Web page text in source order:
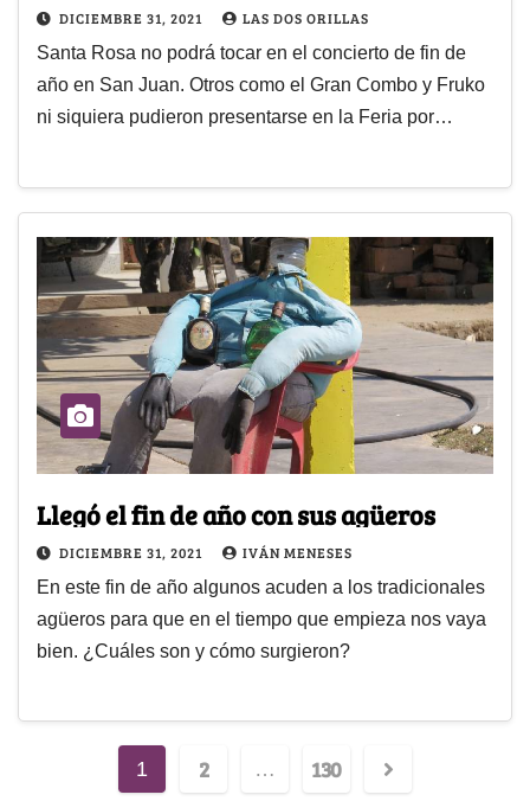
DICIEMBRE 31, 2021 LAS DOS ORILLAS
Santa Rosa no podrá tocar en el concierto de fin de
año en San Juan. Otros como el Gran Combo y Fruko
ni siquiera pudieron presentarse en la Feria por…
Llegó el fin de año con sus agüeros
DICIEMBRE 31, 2021 IVÁN MENESES
En este fin de año algunos acuden a los tradicionales
agüeros para que en el tiempo que empieza nos vaya
bien. ¿Cuáles son y cómo surgieron?
1 2 … 130